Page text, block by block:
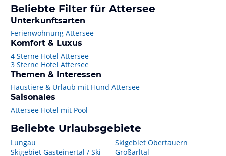
Beliebte Filter für Attersee
Unterkunftsarten
Ferienwohnung Attersee
Komfort & Luxus
4 Sterne Hotel Attersee
3 Sterne Hotel Attersee
Themen & Interessen
Haustiere & Urlaub mit Hund Attersee
Saisonales
Attersee Hotel mit Pool
Beliebte Urlaubsgebiete
Lungau
Skigebiet Gasteinertal / Ski
Skigebiet Obertauern
Großarltal